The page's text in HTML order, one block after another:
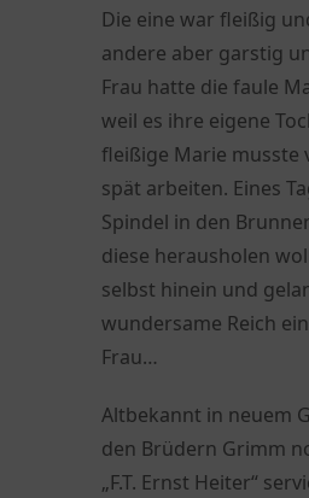
Die eine war fleißig
andere aber garstig
Frau hatte die faule
weil es ihre eigene
fleißige Marie musste
spät arbeiten. Eines
Spindel in den
diese herausholen
selbst hinein und
wundersame Reich
Frau…
Altbekannt in neuem
den Brüdern Grimm
„F.T. Ernst Heiter“